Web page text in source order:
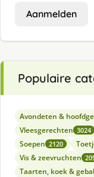
Aanmelden
Populaire
Avondeten &
Vleesgerechten 3024
Soepen 2120
Vis & zeevruchten
Taarten, koek &